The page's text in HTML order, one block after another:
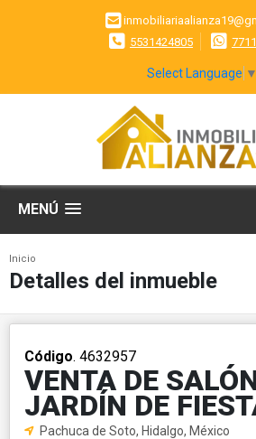
5531424805
Select Language ▼
MENÚ
Inicio
Detalles del inmueble
Código. 4632957
VENTA DE
JARDÍN DE
Pachuca de Soto, Hidalgo, México